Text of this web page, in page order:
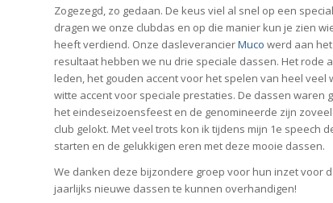
Zogezegd, zo gedaan. De keus viel al snel op een
dragen we onze clubdas en op die manier kun je zien
heeft verdiend. Onze dasleverancierMuco werd aan
resultaat hebben we nu drie speciale dassen. Het rode
leden, het gouden accent voor het spelen van heel veel
witte accent voor speciale prestaties. De dassen waren
het eindeseizoensfeest en de genomineerde zijn
club gelokt. Met veel trots kon ik tijdens mijn 1e speech
starten en de gelukkigen eren met deze mooie dassen.
We danken deze bijzondere groep voor hun inzet voor
jaarlijks nieuwe dassen te kunnen overhandigen!